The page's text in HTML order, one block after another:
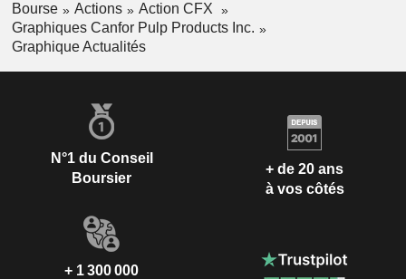
Bourse Actions
Action CFX
Graphiques Canfor Pulp Products Inc.
Graphique Actualités
N°1 du Conseil
Boursier
+ de 20 ans
à vos côtés
+ 1 300 000